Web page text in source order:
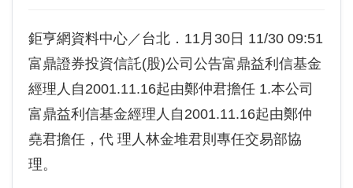
鉅亨網資料中心／台北．11月30日 11/30 09:51
富鼎證券投資信託(股)公司公告富鼎益利信基金
經理人自2001.11.16起由鄭仲君擔任 1.本公司
富鼎益利信基金經理人自2001.11.16起由鄭仲
堯君擔任，代 理人林金堆君則專任交易部協
理。